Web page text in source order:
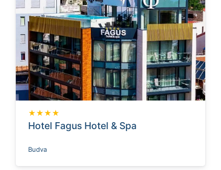
★★★★
Hotel Fagus Hotel & Spa
Budva